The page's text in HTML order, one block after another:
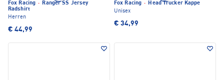
Fox Racing · Ranger SS Jersey
Radshirt
Herren
€ 44,99
Fox Racing · Head Trucker Kappe
Unisex
€ 34,99